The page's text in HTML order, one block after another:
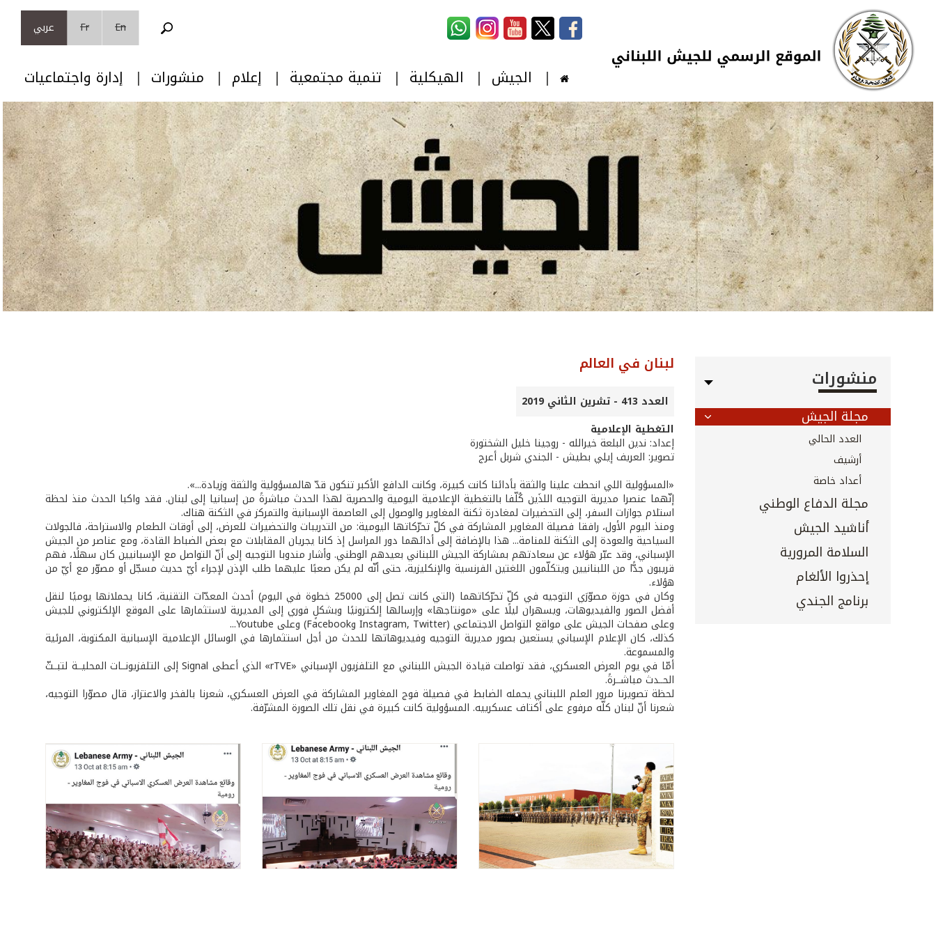
تجاوز إلى المحتوى الرئيسي
Skip to navigation
En
Fr عربي
الجيش الهيكلية تنمية مجتمعية إعلام منشورات إدارة واجتماعيات
منشورات
مجلة الجيش
العدد الحالي
أرشيف
أعداد خاصة
مجلة الدفاع الوطني
أناشيد الجيش
السلامة المرورية
إحذروا الألغام
برنامج الجندي
لبنان في العالم
العدد 413 - تشرين الثاني 2019
التغطية الإعلامية
إعداد: ندين البلعة خيرالله - روجينا خليل الشختورة
تصوير: العريف إيلي بطيش - الجندي شربل أعرج
«المسؤولية اللي انحطت علينا والثقة بأدائنا كانت كبيرة، وكانت الدافع الأكبر تنكون قدّ هالمسؤولية والثقة وزيادة...».
إنّهما عنصرا مديرية التوجيه اللذَين كُلّفا بالتغطية الإعلامية اليومية والحصرية لهذا الحدث مباشرةً من إسبانيا إلى لبنان. فقد واكبا الحدث منذ لحظة
استلام جوازات السفر، إلى التحضيرات لمغادرة ثكنة المغاوير والوصول إلى العاصمة الإسبانية والتمركز في الثكنة هناك.
ومنذ اليوم الأول، رافقا فصيلة المغاوير المشاركة في كلّ تحرّكاتها اليومية: من التدريبات والتحضيرات للعرض، إلى أوقات الطعام والاستراحة، فالجولات
السياحية والعودة إلى الثكنة للمنامة... هذا بالإضافة إلى أدائهما دور المراسل إذ كانا يجريان المقابلات مع بعض الضباط القادة، ومع عناصر من الجيش
الإسباني، وقد عبّر هؤلاء عن سعادتهم بمشاركة الجيش اللبناني بعيدهم الوطني. وأشار مندوبا التوجيه إلى أنّ التواصل مع الإسبانيين كان سهلًا، فهم
قريبون جدًّا من اللبنانيين ويتكلّمون اللغتين الفرنسية والإنكليزية، حتى أنّه لم يكن صعبًا عليهما طلب الإذن لإجراء أيّ حديث مسجّل أو مصوّر مع أيّ من
هؤلاء.
وكان في حوزة مصوّرَي التوجيه في كلّ تحرّكاتهما (التي كانت تصل إلى 25000 خطوة في اليوم) أحدث المعدّات التقنية، كانا يحملانها يوميًا لنقل
أفضل الصور والفيديوهات، ويسهران ليلًا على «مونتاجها» وإرسالها إلكترونيًا وبشكلٍ فوري إلى المديرية لاستثمارها على الموقع الإلكتروني للجيش
وعلى صفحات الجيش على مواقع التواصل الاجتماعي (Instagram, Twitter وFacebook) وعلى Youtube...
كذلك، كان الإعلام الإسباني يستعين بصور مديرية التوجيه وفيديوهاتها للحدث من أجل استثمارها في الوسائل الإعلامية الإسبانية المكتوبة، المرئية
والمسموعة.
أمّا في يوم العرض العسكري، فقد تواصلت قيادة الجيش اللبناني مع التلفزيون الإسباني «rTVE» الذي أعطى Signal إلى التلفزيونــات المحليــة لتبــثّ
الحــدث مباشــرةً.
لحظة تصويرنا مرور العلم اللبناني يحمله الضابط في فصيلة فوج المغاوير المشاركة في العرض العسكري، شعرنا بالفخر والاعتزاز، قال مصوّرا التوجيه،
شعرنا أنّ لبنان كلّه مرفوع على أكتاف عسكرييه. المسؤولية كانت كبيرة في نقل تلك الصورة المشرّفة.